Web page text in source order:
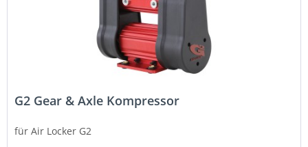
G2 Gear & Axle Kompressor
für Air Locker G2